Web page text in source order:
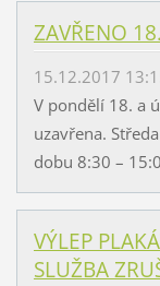
ZAVŘENO
15.12.2017
V pondělí 18. a
uzavřena.
dobu 8:30 –
VÝLEP
SLUŽBA